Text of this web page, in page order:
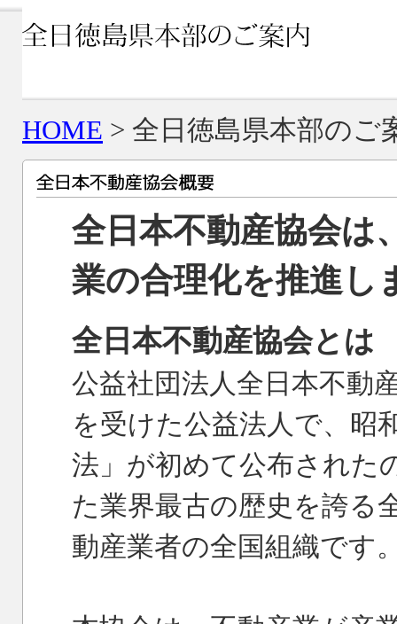
HOME > 全日徳島県本部のご
全日本不動産協会は
業の合理化を推進し
全日本不動産協会とは
公益社団法人全日本不動
を受けた公益法人で、昭
法」が初めて公布された
た業界最古の歴史を誇る
動産業者の全国組織です